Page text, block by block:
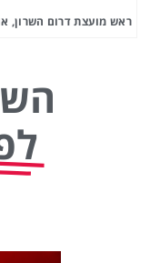
ראש מועצת דרום השרון,